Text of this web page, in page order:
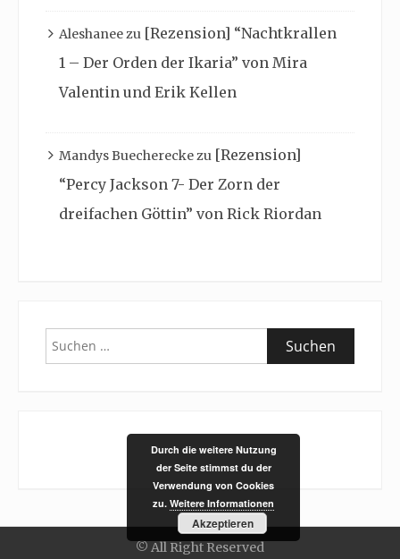
Aleshaneezu [Rezension] “Nachtkrallen
1 – Der Orden der Ikaria” von Mira
Valentin und Erik Kellen
Mandys Buechereckezu [Rezension]
“Percy Jackson 7- Der Zorn der
dreifachen Göttin” von Rick Riordan
Suchen
nach:
© All Right Reserved
Durch die weitere Nutzung
der Seite stimmst du der
Verwendung von Cookies
zu. Weitere Informationen
Akzeptieren